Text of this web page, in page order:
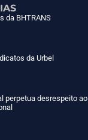
da BHTRANS
da Urbel
perpetua desrespeito ao